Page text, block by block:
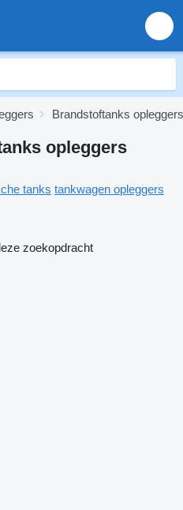
Brandstoftanks opleggers
opleggers
tanks tankwagen opleggers
zoekopdracht